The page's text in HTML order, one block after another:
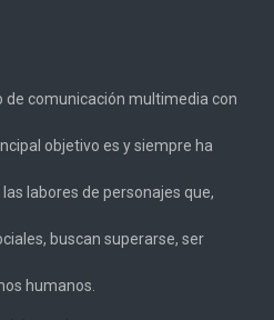
de comunicación multimedia con
objetivo es y siempre ha
labores de personajes que,
buscan superarse, ser
humanos.